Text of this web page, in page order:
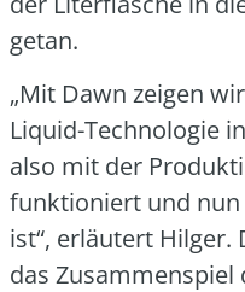
getan.
„Mit Dawn zei­gen
Liquid-Tech­no­lo­gie
also mit der
funk­tio­niert und
ist“, erläu­tert
das